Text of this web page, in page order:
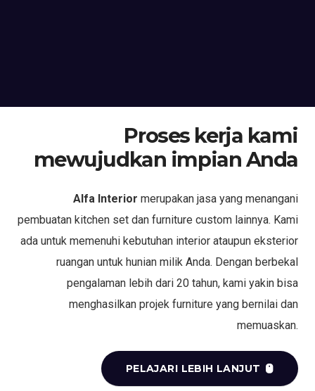
Proses kerja kami
mewujudkan impian Anda
Alfa Interior merupakan jasa yang menangani
pembuatan kitchen set dan furniture custom lainnya. Kami
ada untuk memenuhi kebutuhan interior ataupun eksterior
ruangan untuk hunian milik Anda. Dengan berbekal
pengalaman lebih dari 20 tahun, kami yakin bisa
menghasilkan projek furniture yang bernilai dan
memuaskan.
PELAJARI LEBIH LANJUT